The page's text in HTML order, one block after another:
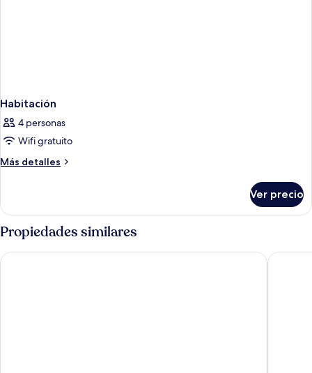
Habitación
4 personas
Wifi gratuito
Más detalles
Más
Ver precio
Propiedades similares
Hotel De KOKA Holiday